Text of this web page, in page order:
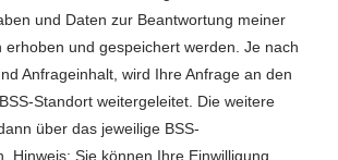
und Daten zur Beantwortung meiner
erhoben und gespeichert werden. Je nach
Anfrageinhalt, wird Ihre Anfrage an den
Standort weitergeleitet. Die weitere
über das jeweilige BSS-
Hinweis: Sie können Ihre Einwilligung